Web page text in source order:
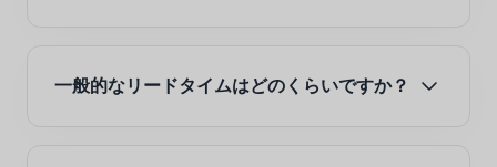
一般的なリードタイムはどのくらいですか？